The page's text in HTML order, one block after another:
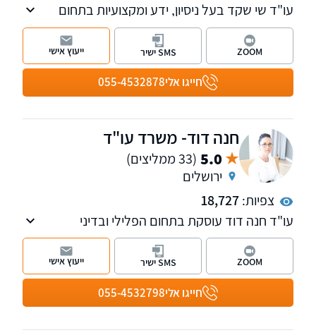
עו"ד שי שקד בעל ניסיון, ידע ומקצועיות בתחום
המשפט הפלילי אשר נצברו במהלך השנים שבהן
ייצג חשודים ונאשמים בתיקים פליליים סבוכים
ומורכבים.
חייגו אלי055-4532878
ZOOM SMS ישיר ייעוץ אישי
חנה דוד- משרד עו"ד
5.0 (33 ממליצים)
ירושלים
צפיות:18,727
עו"ד חנה דוד עוסקת בתחום הפלילי ובדיני
תעבורה, שירתה במשטרה כשוטרת תנועה,
מפעילת "ינשוף", חוקרת ותובעת - מייצגת נאשמים
בתחום התעבורה והפלילי בלבד. בעלת ניסיון של
למעלה מ- 25 שנה. נשמח לקבוע עמכם פגישת
ייעוץ, השירות ניתן בכל רחבי הארץ.
חייגו אלי055-4532798
ZOOM SMS ישיר ייעוץ אישי